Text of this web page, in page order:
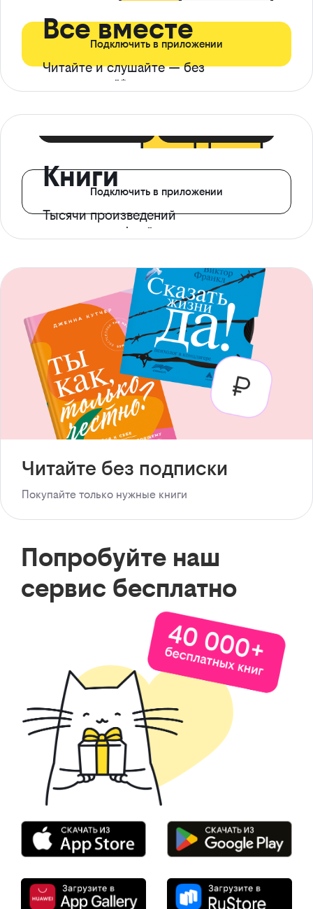
Все вместе
Читайте и слушайте — без
ограничений*
Подключить в приложении
Книги
Тысячи произведений
с доступом офлайн
Подключить в приложении
Читайте без подписки
Покупайте только нужные книги
Попробуйте наш
сервис бесплатно